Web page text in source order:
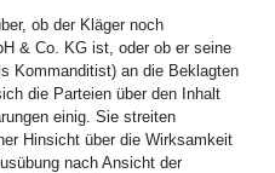
ob der Kläger noch
& Co. KG ist, oder ob er seine
Kommanditist) an die Beklagten
die Parteien über den Inhalt
einig. Sie streiten
Hinsicht über die Wirksamkeit
nach Ansicht der